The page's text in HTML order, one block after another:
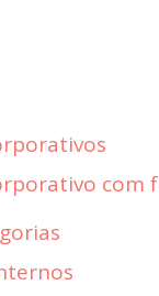
com